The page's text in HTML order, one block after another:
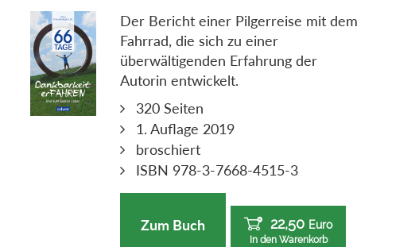
Der Bericht einer Pilgerreise mit dem
Fahrrad, die sich zu einer
überwältigenden Erfahrung der
Autorin entwickelt.
320 Seiten
1. Auflage 2019
broschiert
ISBN 978-3-7668-4515-3
Zum Buch 22,50 Euro
In den Warenkorb